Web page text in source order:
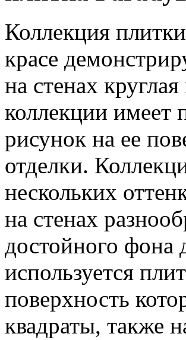
Коллекция плитки
красе
на стенах
коллекции
рисунок на ее
отделки.
нескольких
на стенах
достойного фона
используется
поверхность
квадраты, также